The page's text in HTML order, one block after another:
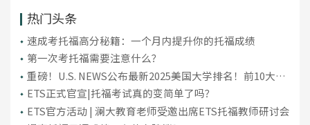
热门头条
​速成考托福高分秘籍：一个月内提升你的托福成绩
第一次考托福需要注意什么？
重磅！U.S. NEWS公布最新2025美国大学排名！前10大洗
牌，纽大重回TOP30！
ETS正式官宣|托福考试真的变简单了吗？
ETS官方活动 | 澜大教育老师受邀出席ETS托福教师研讨会